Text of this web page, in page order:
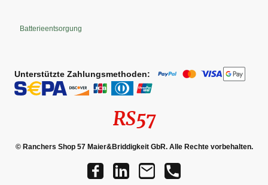
Batterieentsorgung
Unterstützte Zahlungsmethoden:
RS57
© Ranchers Shop 57 Maier&Briddigkeit GbR. Alle Rechte vorbehalten.